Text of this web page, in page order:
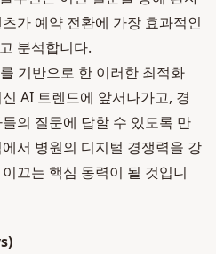
가 예약 전환에 가장 효과적인
분석합니다.
기반으로 한 이러한 최적화
AI 트렌드에 앞서나가고, 경
의 질문에 답할 수 있도록 만
서 병원의 디지털 경쟁력을 강
끄는 핵심 동력이 될 것입니